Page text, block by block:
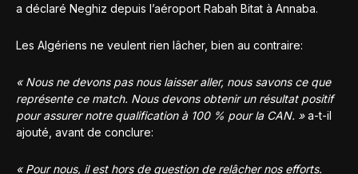
a déclaré Neghiz depuis l’aéroport Rabah Bitat à Annaba.
Les Algériens ne veulent rien lâcher, bien au contraire:
« Nous ne devons pas nous laisser aller, nous savons ce que
représente ce match. Nous devons obtenir un résultat positif
pour assurer notre qualification à 100 % pour la CAN. »a-t-il
ajouté, avant de conclure:
« Pour nous, il est hors de question de relâcher nos efforts.